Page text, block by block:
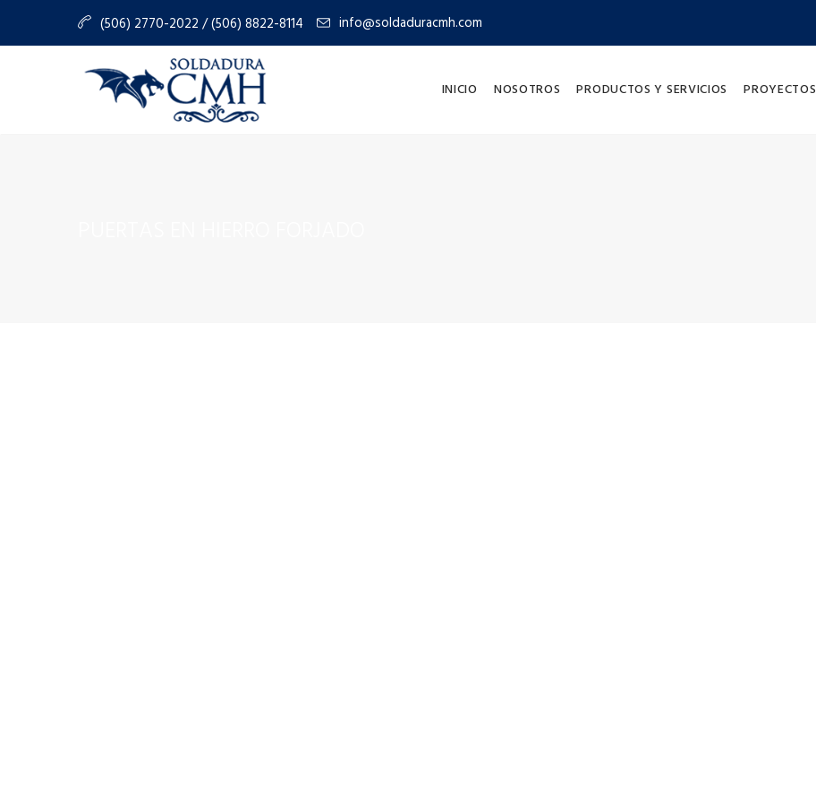
(506) 2770-2022 / (506) 8822-8114 info@soldaduracmh.com
INICIO NOSOTROS PRODUCTOS Y SERVICIOS PROYECTOS